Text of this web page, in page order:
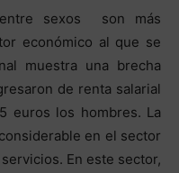
entre sexos son más
económico al que se
muestra una brecha
de renta salarial
euros los hombres. La
en el sector
En este sector,